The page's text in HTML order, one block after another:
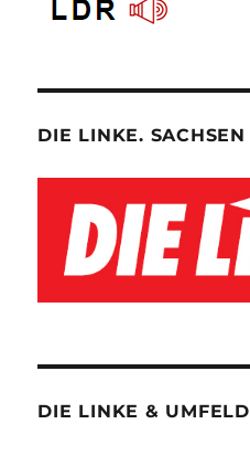
DIE LINKE. SACHSEN
DIE LINKE & UMFELD